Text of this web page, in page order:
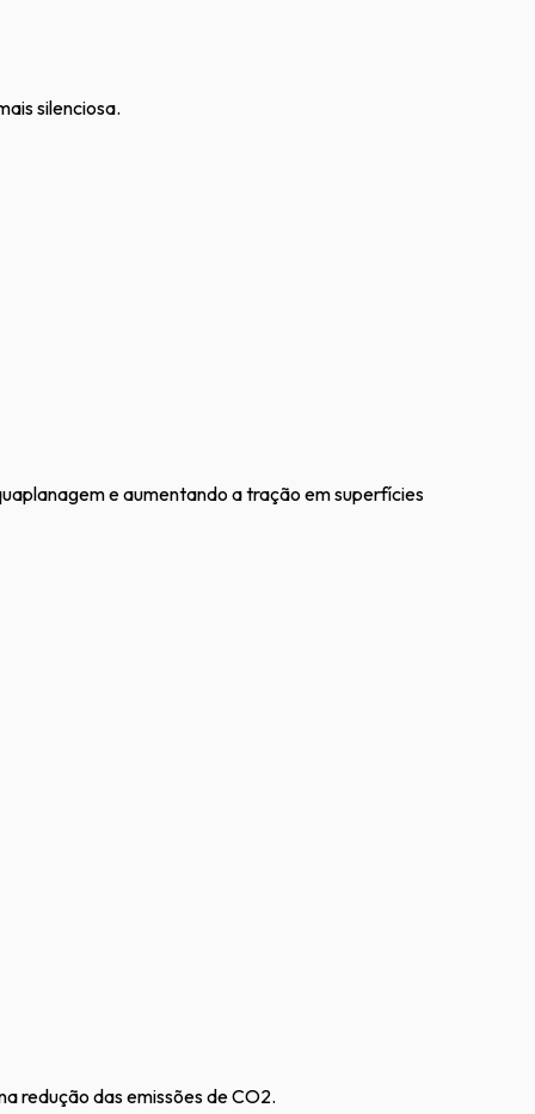
silenciosa.
e aumentando a tração em superfícies
redução das emissões de CO2.